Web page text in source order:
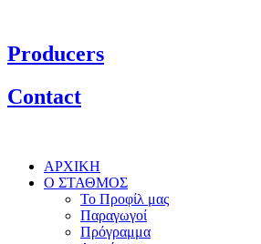
Producers
Contact
ΑΡΧΙΚΗ
Ο ΣΤΑΘΜΟΣ
Το Προφίλ μας
Παραγωγοί
Πρόγραμμα